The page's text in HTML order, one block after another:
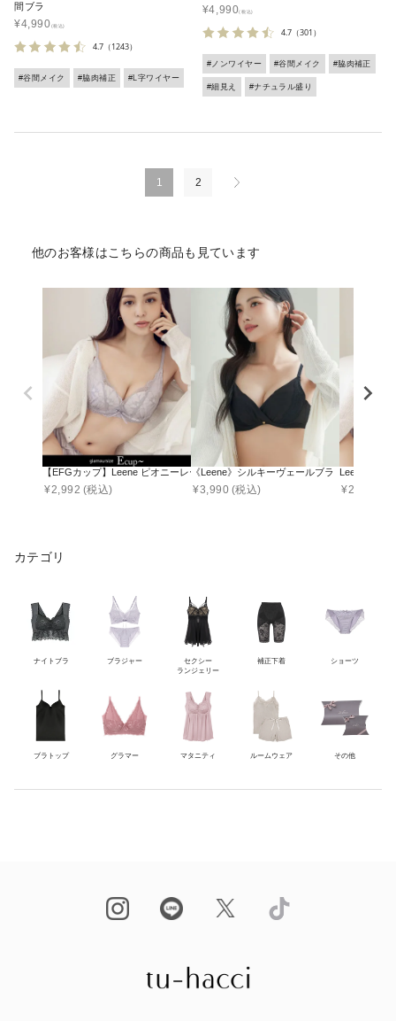
間ブラ
¥4,990
4.7 （1243）
#谷間メイク #脇肉補正 #L字ワイヤー
¥4,990
4.7（301）
#ノンワイヤー #谷間メイク #脇肉補正
#細見え #ナチュラル盛り
1 2
他のお客様はこちらの商品も見ています
【EFGカップ】Leene ピオニーレースカシュクールブラ【ブラ単品】
¥2,992 (税込)
《Leene》シルキーヴェールブラ【ブラ単品】
¥3,990 (税込)
Leene ピオ
¥2,617
カテゴリ
ナイトブラ ブラジャー
セクシー
ランジェリー
補正下着 ショーツ
ブラトップ グラマー マタニティ ルームウェア その他